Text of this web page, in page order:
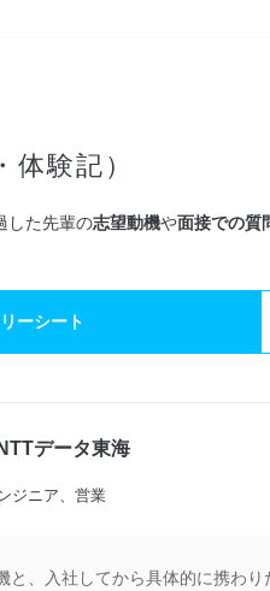
験記）
した先輩の志望動機や面接での質
ーシート
データ東海
ジニア、営業
と、入社してから具体的に携わ